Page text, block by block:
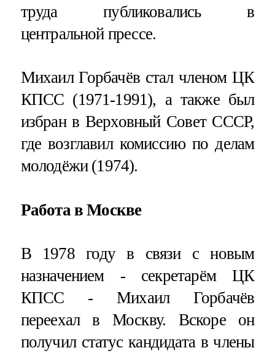
труда публиковались в
центральной прессе.
Михаил Горбачёв стал членом ЦК
КПСС (1971-1991), а также был
избран в Верховный Совет СССР,
где возглавил комиссию по делам
молодёжи (1974).
Работа в Москве
В 1978 году в связи с новым
назначением - секретарём ЦК
КПСС - Михаил Горбачёв
переехал в Москву. Вскоре он
получил статус кандидата в члены